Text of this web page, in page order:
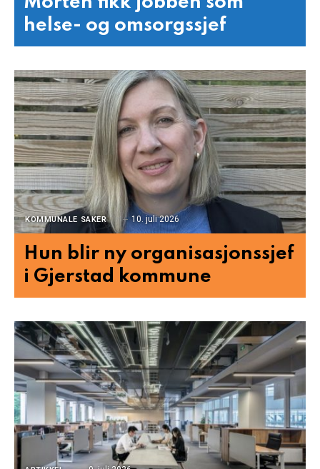
helse- og omsorgssjef
KOMMUNALE SAKER 10. juli 2026
Hun blir ny organisasjonssjef
i Gjerstad kommune